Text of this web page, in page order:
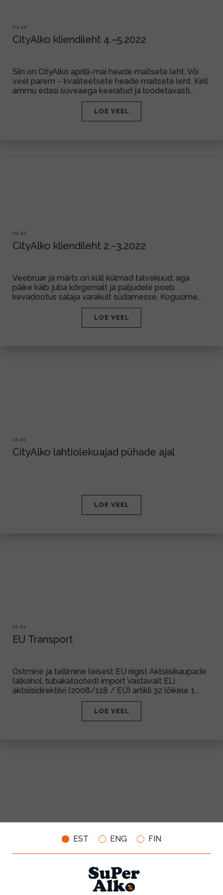
EST ENG FIN
04.22
CityAlko kliendileht 4.–5.2022
Siin on CityAlko aprilli-mai heade maitsete leht. Või
veel parem – kvaliteetsete heade maitsete leht. Kell
ammu edasi suveaega keeratud ja loodetavasti...
LOE VEEL
02.22
CityAlko kliendileht 2.–3.2022
Veebruar ja märts on küll külmad talvekuud, aga
päike käib juba kõrgemalt ja paljudele poeb
kevadootus salaja varakult südamesse. Kogusime...
LOE VEEL
12.21
CityAlko lahtiolekuajad pühade ajal
LOE VEEL
12.21
EU Transport
Ostmine ja tellimine teisest EU riigist Aktsiisikaupade
(alkohol, tubakatooted) import Vastavalt ELi
aktsiisidirektiivi (2008/118 / EÜ) artikli 32 lõikele 1...
LOE VEEL
Eduka peo planeerimine
Abistame sind peojookide kokkupanemisel – olgu
tulemas pulm, sünnipäev või muu suurüritus.